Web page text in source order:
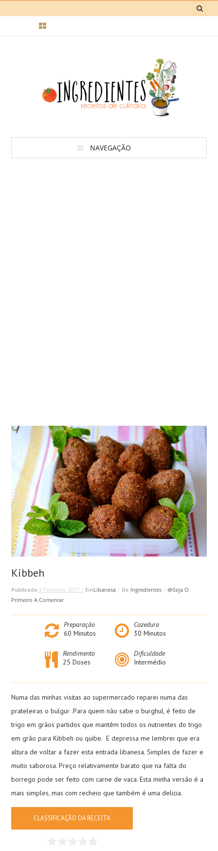
NAVEGAÇÃO
Kibbeh
Publicado 2 Fevereiro, 2017 | EmLibanesa| De Ingredientes|
Seja O
Primeiro A Comentar
Preparação
60 Minutos
Cozedura
30 Minutos
Rendimento
25 Doses
Dificuldade
Intermédio
Numa das minhas visitas ao supermercado reparei numa das
prateleiras o bulgur .Para quem não sabe o burghul, é feito de
trigo em grãos partidos que mantêm todos os nutrientes do trigo
em grão para Kibbeh ou quibe. E depressa me lembrei que era
altura de voltar a fazer esta entrada libanesa. Simples de fazer e
muito saborosa. Preço relativamente barato que na falta do
borrego pode ser feito com carne de vaca. Esta minha versão é a
mais simples, mas com recheio que também é uma delicia.
CLASSIFICAÇÃO DA RECEITA